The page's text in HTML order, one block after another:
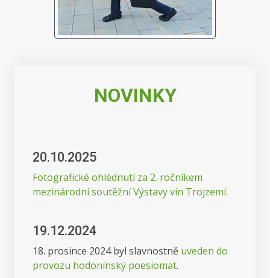
NOVINKY
20.10.2025
Fotografické ohlédnutí za 2. ročníkem
mezinárodní soutěžní Výstavy vín Trojzemí.
19.12.2024
18. prosince 2024 byl slavnostně uveden do
provozu hodonínský poesiomat.